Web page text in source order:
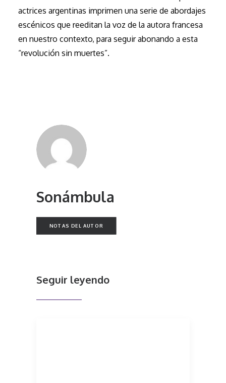
actrices argentinas imprimen una serie de abordajes
escénicos que reeditan la voz de la autora francesa
en nuestro contexto, para seguir abonando a esta
“revolución sin muertes”.
Sonámbula
NOTAS DEL AUTOR
Seguir leyendo